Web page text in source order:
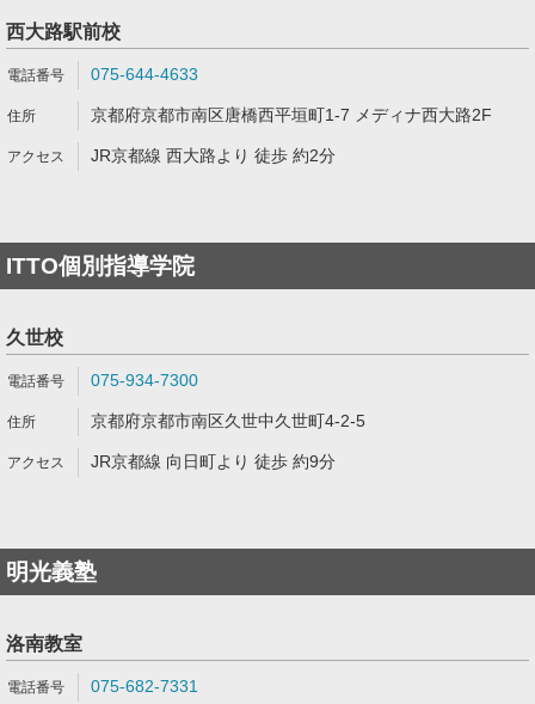
西大路駅前校
075-644-4633
京都府京都市南区唐橋西平垣町1-7 メディナ西大路2F
JR京都線 西大路より 徒歩 約2分
ITTO個別指導学院
久世校
075-934-7300
京都府京都市南区久世中久世町4-2-5
JR京都線 向日町より 徒歩 約9分
明光義塾
洛南教室
075-682-7331